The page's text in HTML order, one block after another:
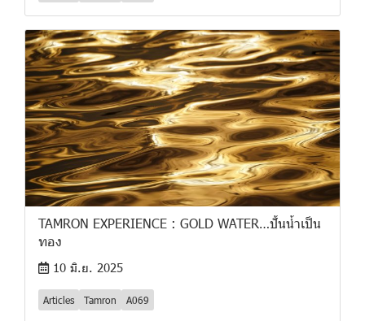
TAMRON EXPERIENCE : GOLD WATER…ปั้นน้ำเป็น
ทอง
10 มิ.ย. 2025
Articles Tamron A069